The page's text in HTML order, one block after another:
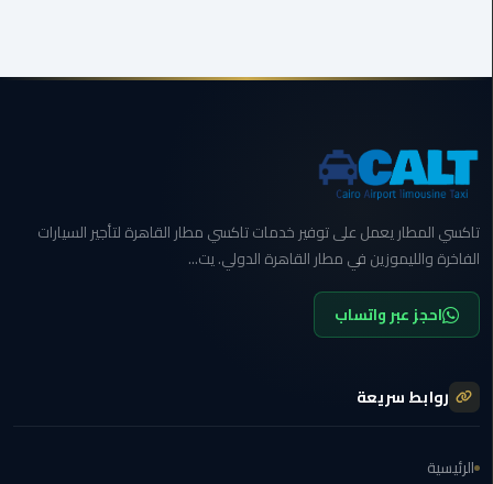
السخنة
ليموزين
الغردقة
ليموزين
شرم
ليموزين
علم
تاكسي المطار يعمل على توفير خدمات تاكسي مطار القاهرة لتأجير السيارات
الفاخرة والليموزين في مطار القاهرة الدولي. يت...
احجز عبر واتساب
روابط سريعة
الرئيسية